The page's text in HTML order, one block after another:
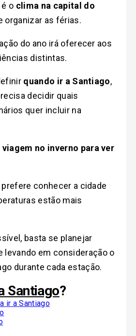
o clima na capital do
organizar as férias.
do ano irá oferecer aos
distintas.
quando ir a Santiago,
decidir quais
quer incluir na
viagem no inverno para ver
conhecer a cidade
estão mais
basta se planejar
levando em consideração o
durante cada estação.
Santiago?
ir a Santiago